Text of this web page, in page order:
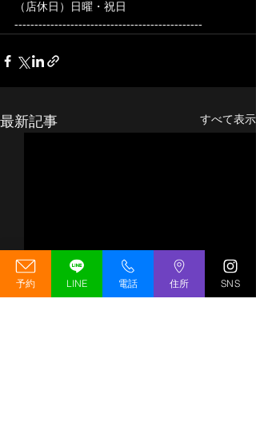
（店休日）日曜・祝日
-----------------------------------------------
最新記事 すべて表示
予約 LINE 電話 住所 SNS